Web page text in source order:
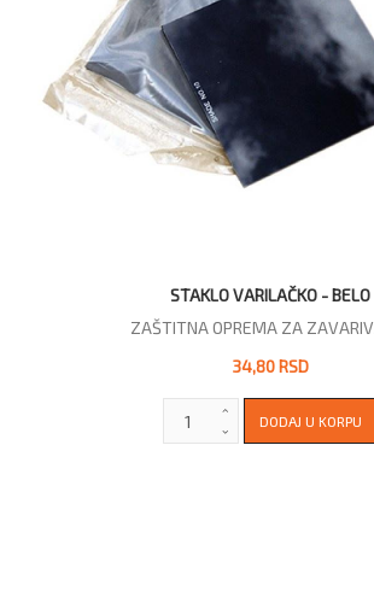
STAKLO VARILAČKO - BELO
ZAŠTITNA OPREMA ZA
34,80 RSD